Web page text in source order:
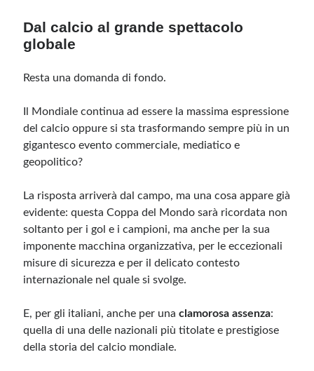
Dal calcio al grande spettacolo
globale
Resta una domanda di fondo.
Il Mondiale continua ad essere la massima espressione
del calcio oppure si sta trasformando sempre più in un
gigantesco evento commerciale, mediatico e
geopolitico?
La risposta arriverà dal campo, ma una cosa appare già
evidente: questa Coppa del Mondo sarà ricordata non
soltanto per i gol e i campioni, ma anche per la sua
imponente macchina organizzativa, per le eccezionali
misure di sicurezza e per il delicato contesto
internazionale nel quale si svolge.
E, per gli italiani, anche per unaclamorosa assenza:
quella di una delle nazionali più titolate e prestigiose
della storia del calcio mondiale.